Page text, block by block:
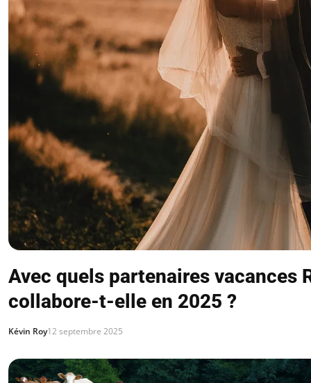
Avec quels partenaires vacances
collabore-t-elle en 2025 ?
Kévin Roy12 septembre 2025